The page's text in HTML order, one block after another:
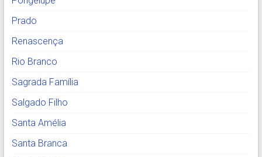
Prado
Renascença
Rio Branco
Sagrada Família
Salgado Filho
Santa Amélia
Santa Branca